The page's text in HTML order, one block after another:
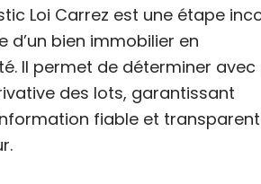
Loi Carrez est une étape
d’un bien immobilier en
Il permet de déterminer avec
des lots, garantissant
fiable et